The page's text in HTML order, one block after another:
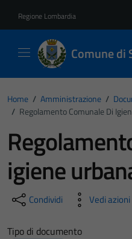
Regione Lombardia
Comune di
Home / Amministrazione /
/ Regolamento Comunale Di
igiene
Condividi Vedi azioni
Tipo di documento